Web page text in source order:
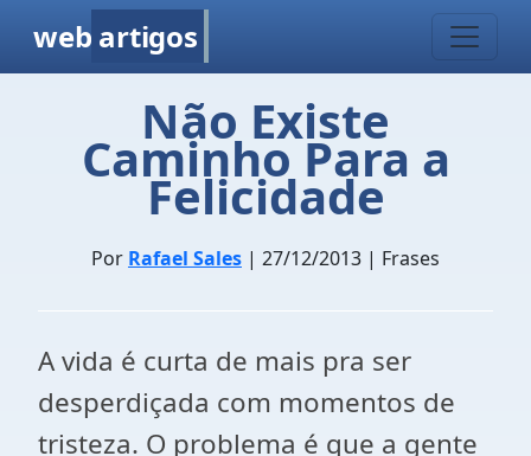
web artigos
Não Existe
Caminho Para a
Felicidade
Por Rafael Sales | 27/12/2013 | Frases
A vida é curta de mais pra ser
desperdiçada com momentos de
tristeza. O problema é que a gente